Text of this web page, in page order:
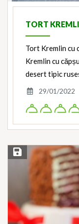
TORT
Tort Kremlin cu
Kremlin cu
desert tipic
29/01/2022
Save Recipe